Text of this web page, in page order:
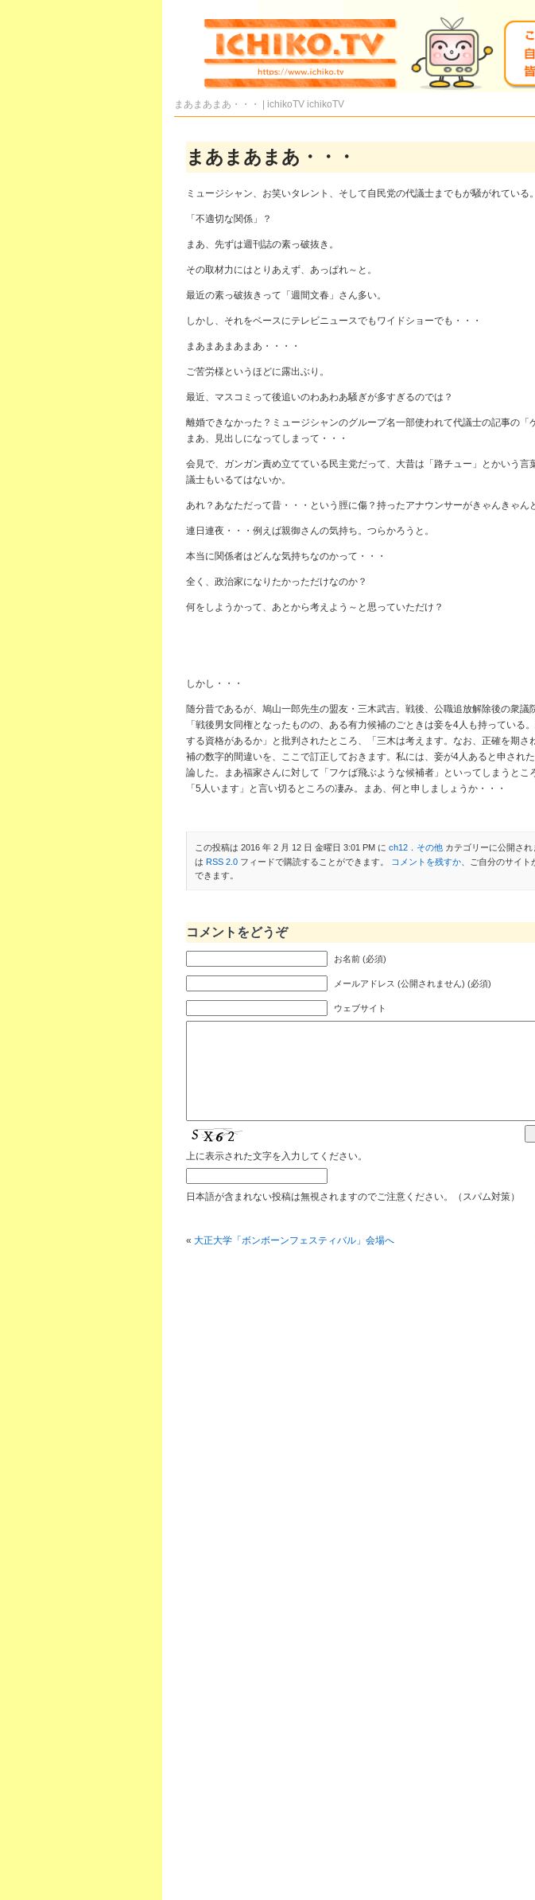
まあまあまあ・・・ | ichikoTV ichikoTV
まあまあまあ・・・
ミュージシャン、お笑いタレント、そして自民党の代議士までもが騒がれている。
「不適切な関係」？
まあ、先ずは週刊誌の素っ破抜き。
その取材力にはとりあえず、あっぱれ～と。
最近の素っ破抜きって「週間文春」さん多い。
しかし、それをベースにテレビニュースでもワイドショーでも・・・
まあまあまあまあ・・・・
ご苦労様というほどに露出ぶり。
最近、マスコミって後追いのわあわあ騒ぎが多すぎるのでは？
離婚できなかった？ミュージシャンのグループ名一部使われて代議士の記事の「
まあ、見出しになってしまって・・・
会見で、ガンガン責め立てている民主党だって、大昔は「路チュー」とかいう言
議士もいるてはないか。
あれ？あなただって昔・・・という脛に傷？持ったアナウンサーがきゃんきゃん
連日連夜・・・例えば親御さんの気持ち。つらかろうと。
本当に関係者はどんな気持ちなのかって・・・
全く、政治家になりたかっただけなのか？
何をしようかって、あとから考えよう～と思っていただけ？
しかし・・・
随分昔であるが、鳩山一郎先生の盟友・三木武吉。戦後、公職追放解除後の衆議
「戦後男女同権となったものの、ある有力候補のごときは妾を4人も持っている
する資格があるか」と批判されたところ、「三木は考えます。なお、正確を期さ
補の数字的間違いを、ここで訂正しておきます。私には、妾が4人あると申され
論した。まあ福家さんに対して「フケば飛ぶような候補者」といってしまうとこ
「5人います」と言い切るところの凄み。まあ、何と申しましょうか・・・
この投稿は 2016 年 2 月 12 日 金曜日 3:01 PM に ch12．その他カテゴリーに公開され
は RSS 2.0フィードで購読することができます。 コメントを残すか、ご自分のサイト
できます。
コメントをどうぞ
お名前 (必須)
メールアドレス (公開されません) (必須)
ウェブサイト
上に表示された文字を入力してください。
日本語が含まれない投稿は無視されますのでご注意ください。（スパム対策）
« 大正大学「ボンボーンフェスティバル」会場へ